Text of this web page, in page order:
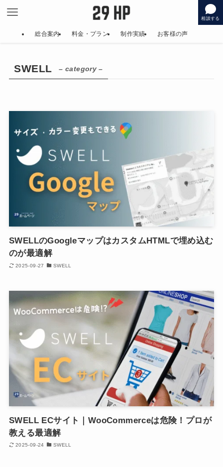
相談する
総合案内 料金・プラン 制作実績 お客様の声
SWELL – category –
SWELLのGoogleマップはカスタムHTMLで埋め込む
のが最適解
2025-09-27 SWELL
SWELL ECサイト｜WooCommerceは危険！プロが
教える最適解
2025-09-24 SWELL